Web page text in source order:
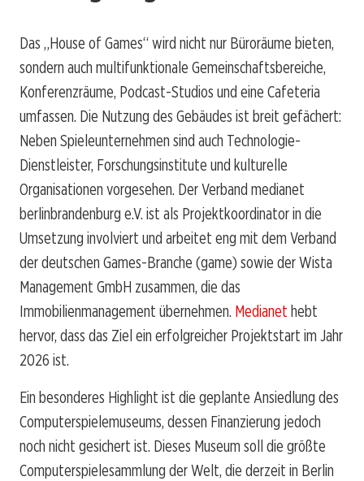
Das „House of Games“ wird nicht nur Büroräume bieten,
sondern auch multifunktionale Gemeinschaftsbereiche,
Konferenzräume, Podcast-Studios und eine Cafeteria
umfassen. Die Nutzung des Gebäudes ist breit gefächert:
Neben Spieleunternehmen sind auch Technologie-
Dienstleister, Forschungsinstitute und kulturelle
Organisationen vorgesehen. Der Verband medianet
berlinbrandenburg e.V. ist als Projektkoordinator in die
Umsetzung involviert und arbeitet eng mit dem Verband
der deutschen Games-Branche (game) sowie der Wista
Management GmbH zusammen, die das
Immobilienmanagement übernehmen. Medianet hebt
hervor, dass das Ziel ein erfolgreicher Projektstart im Jahr
2026 ist.
Ein besonderes Highlight ist die geplante Ansiedlung des
Computerspielemuseums, dessen Finanzierung jedoch
noch nicht gesichert ist. Dieses Museum soll die größte
Computerspielesammlung der Welt, die derzeit in Berlin